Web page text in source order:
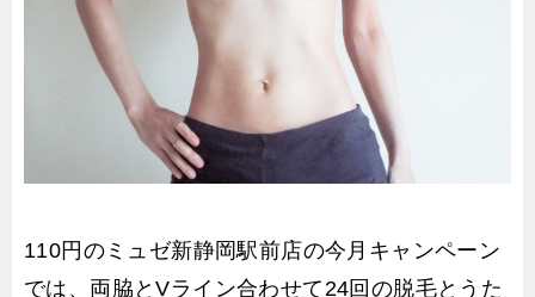
110円のミュゼ新静岡駅前店の今月キャンペーン
では、両脇とVライン合わせて24回の脱毛とうた